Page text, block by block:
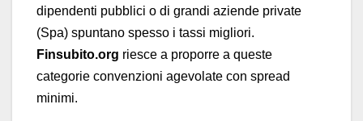
dipendenti pubblici o di grandi aziende private
(Spa) spuntano spesso i tassi migliori.
Finsubito.org riesce a proporre a queste
categorie convenzioni agevolate con spread
minimi.